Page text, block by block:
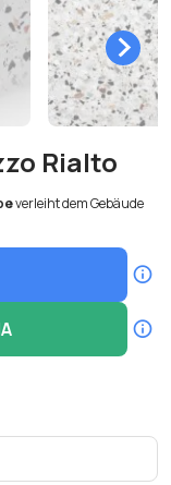
Rialto
verleiht dem Gebäude